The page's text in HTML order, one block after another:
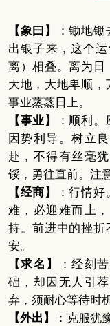
【象曰】
：锄地
出银子来，这个
离）相叠。离为日
大地，大地卑顺，
事业蒸蒸日上。
【事业】
：顺利
因势利导。树立
赴，不得有丝毫
馁，勇往直前。注
【经商】
：行情
难，必迎难而上
持。前进中的挫折
安。
【求名】
：经刻
础，却因无人引
弃，须耐心等待时
【外出】
：克服犹